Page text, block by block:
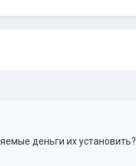
деньги их установить?